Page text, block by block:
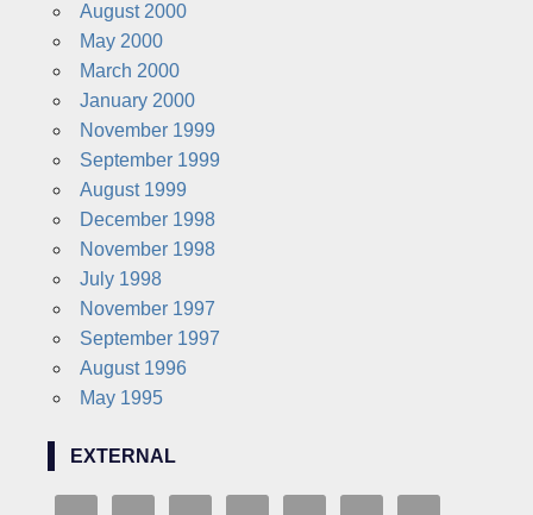
August 2000
May 2000
March 2000
January 2000
November 1999
September 1999
August 1999
December 1998
November 1998
July 1998
November 1997
September 1997
August 1996
May 1995
EXTERNAL